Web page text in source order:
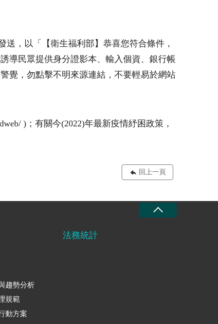
送，以「【衛生福利部】恭喜您符合條件，
導民眾提供身分證影本、輸入個資、銀行帳
覺，勿點擊不明來源連結，不要輕易於網站
)；有關今(2022)年最新疫情紓困政策，
回上一頁
趨勢分析
規範
動方案
法務統計